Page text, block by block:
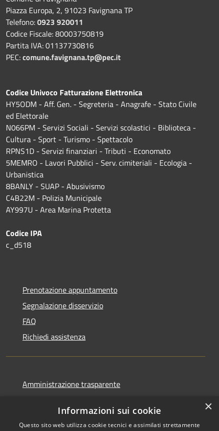
Piazza Europa, 2, 91023 Favignana TP
Telefono:0923 920011
Codice Fiscale: 80003750819
Partita IVA: 01137730816
PEC:comune.favignana.tp@pec.it
Codice Univoco Fatturazione Elettronica
HY5ODM - Aff. Gen. - Segreteria - Anagrafe - Stato Civile
ed Elettorale
N066PM - Servizi Sociali - Servizi scolastici - Biblioteca -
Cultura - Sport - Turismo - Spettacolo
RPNS1D - Servizi finanziari - Tributi - Economato
5MEMRO - Lavori Pubblici - Serv. cimiteriali - Ecologia -
Urbanistica
8BANLY - SUAP - Abusivismo
C4B22M - Polizia Municipale
AY997U - Area Marina Protetta
Codice IPA
c_d518
Prenotazione appuntamento
Segnalazione disservizio
FAQ
Richiedi assistenza
Amministrazione trasparente
×
Informazioni sui cookie
Questo sito web utilizza cookie tecnici e assimilati strettamente